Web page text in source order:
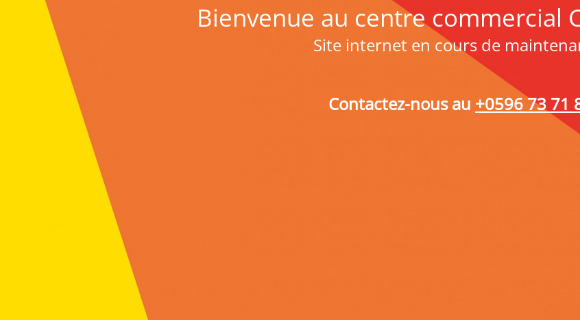
Bienvenue au centre commercial
Site internet en cours de
Contactez-nous au +0596 73 71